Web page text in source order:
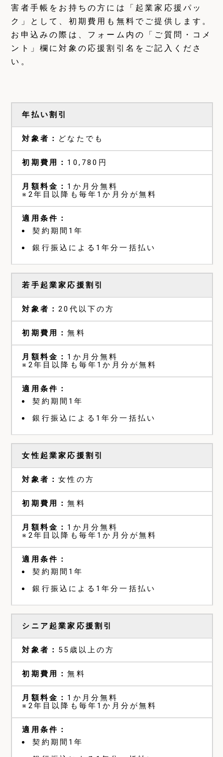
害者手帳をお持ちの方には「起業家応援パッ
ク」として、初期費用も無料でご提供します。
お申込みの際は、フォーム内の「ご質問・コメ
ント」欄に対象の応援割引名をご記入くださ
い。
年払い割引
どなたでも
10,780円
1か月分無料
※2年目以降も毎年1か月分が無料
契約期間1年
銀行振込による1年分一括払い
若手起業家応援割引
20代以下の方
無料
1か月分無料
※2年目以降も毎年1か月分が無料
契約期間1年
銀行振込による1年分一括払い
女性起業家応援割引
女性の方
無料
1か月分無料
※2年目以降も毎年1か月分が無料
契約期間1年
銀行振込による1年分一括払い
シニア起業家応援割引
55歳以上の方
無料
1か月分無料
※2年目以降も毎年1か月分が無料
契約期間1年